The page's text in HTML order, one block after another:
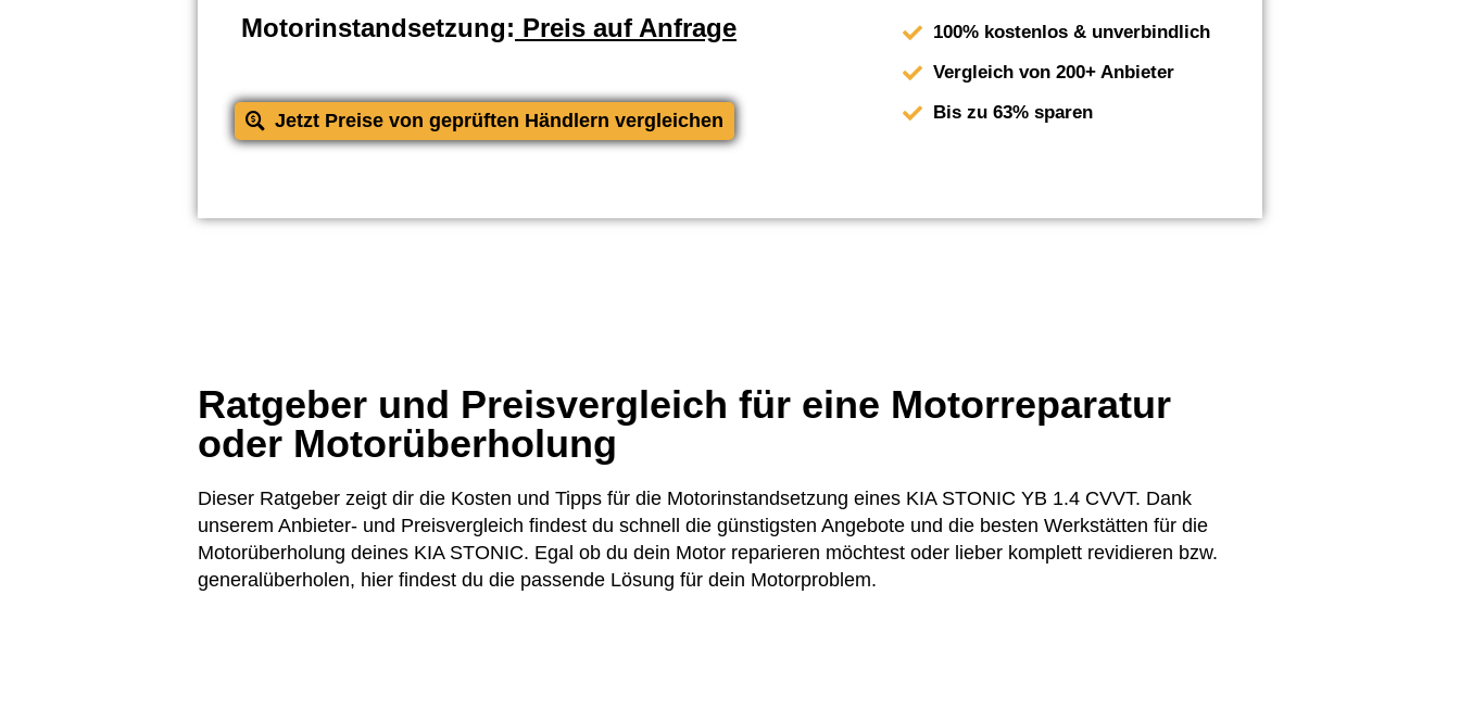
Motorinstandsetzung: Preis auf Anfrage
Jetzt Preise von geprüften Händlern vergleichen
100% kostenlos & unverbindlich
Vergleich von 200+ Anbieter
Bis zu 63% sparen
Ratgeber und Preisvergleich für eine Motorreparatur
oder Motorüberholung
Dieser Ratgeber zeigt dir die Kosten und Tipps für die Motorinstandsetzung eines KIA STONIC YB 1.4 CVVT. Dank
unserem Anbieter- und Preisvergleich findest du schnell die günstigsten Angebote und die besten Werkstätten für die
Motorüberholung deines KIA STONIC. Egal ob du dein Motor reparieren möchtest oder lieber komplett revidieren bzw.
generalüberholen, hier findest du die passende Lösung für dein Motorproblem.